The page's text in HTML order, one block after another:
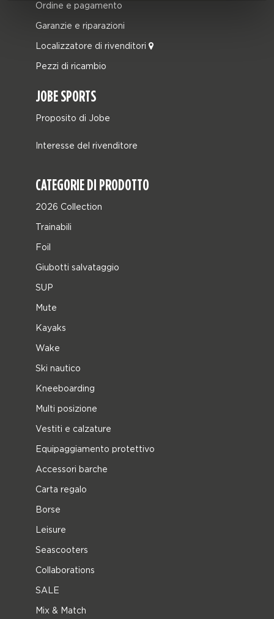
Ordine e pagamento
Garanzie e riparazioni
Localizzatore di rivenditori
Pezzi di ricambio
JOBE SPORTS
Proposito di Jobe
Interesse del rivenditore
CATEGORIE DI PRODOTTO
2026 Collection
Trainabili
Foil
Giubotti salvataggio
SUP
Mute
Kayaks
Wake
Ski nautico
Kneeboarding
Multi posizione
Vestiti e calzature
Equipaggiamento protettivo
Accessori barche
Carta regalo
Borse
Leisure
Seascooters
Collaborations
SALE
Mix & Match